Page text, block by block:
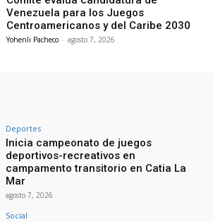
Venezuela para los Juegos
Centroamericanos y del Caribe 2030
Yohenli Pacheco - agosto 7, 2026
Deportes
Inicia campeonato de juegos
deportivos-recreativos en
campamento transitorio en Catia La
Mar
agosto 7, 2026
Social